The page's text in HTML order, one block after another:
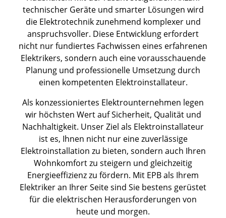
technischer Geräte und smarter Lösungen wird
die Elektrotechnik zunehmend komplexer und
anspruchsvoller. Diese Entwicklung erfordert
nicht nur fundiertes Fachwissen eines erfahrenen
Elektrikers, sondern auch eine vorausschauende
Planung und professionelle Umsetzung durch
einen kompetenten Elektroinstallateur.
Als konzessioniertes Elektrounternehmen legen
wir höchsten Wert auf Sicherheit, Qualität und
Nachhaltigkeit. Unser Ziel als Elektroinstallateur
ist es, Ihnen nicht nur eine zuverlässige
Elektroinstallation zu bieten, sondern auch Ihren
Wohnkomfort zu steigern und gleichzeitig
Energieeffizienz zu fördern. Mit EPB als Ihrem
Elektriker an Ihrer Seite sind Sie bestens gerüstet
für die elektrischen Herausforderungen von
heute und morgen.